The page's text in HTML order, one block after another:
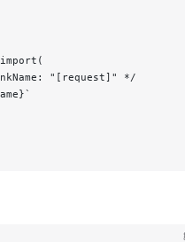
"[request]" */